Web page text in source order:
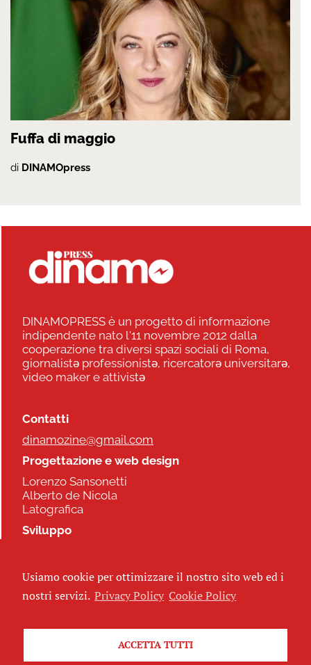
Fuffa di maggio
di DINAMOpress
DINAMOPRESS è un progetto di informazione
indipendente nato l'11 novembre 2012 dalla
cooperazione tra diversi spazi sociali di Roma,
giornalistə professionistə, ricercatorə universitarə,
video maker e attivistə
Contatti
dinamozine@gmail.com
Progettazione e web design
Lorenzo Sansonetti
Alberto de Nicola
Latografica
Sviluppo
Seguici
Usiamo cookie per ottimizzare il nostro sito web ed i
nostri servizi. Privacy Policy Cookie Policy
ACCETTA TUTTI